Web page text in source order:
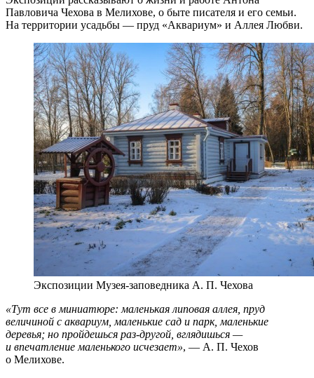
Павловича Чехова в Мелихове, о быте писателя и его семьи.
На территории усадьбы — пруд «Аквариум» и Аллея Любви.
Экспозиции Музея-заповедника А. П. Чехова
«Тут все в миниатюре: маленькая липовая аллея, пруд
величиной с аквариум, маленькие сад и парк, маленькие
деревья; но пройдешься раз-другой, вглядишься —
и впечатление маленького исчезает», — А. П. Чехов
о Мелихове.